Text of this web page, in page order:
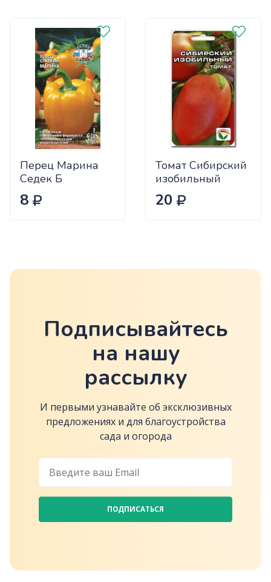
Перец Марина
Седек Б
8
Томат Сибирский
изобильный
Сиб.сад Ц
20
Подписывайтесь
на нашу
рассылку
И первыми узнавайте об эксклюзивных
предложениях и для благоустройства
сада и огорода
ПОДПИСАТЬСЯ